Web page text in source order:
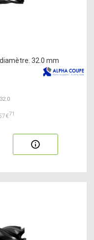
32.0 mm
71